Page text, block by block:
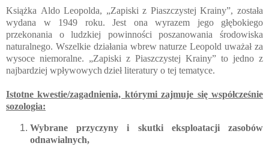
Książka Aldo Leopolda, „Zapiski z Piaszczystej Krainy”, została
wydana w 1949 roku. Jest ona wyrazem jego głębokiego
przekonania o ludzkiej powinności poszanowania środowiska
naturalnego. Wszelkie działania wbrew naturze Leopold uważał za
wysoce niemoralne. „Zapiski z Piaszczystej Krainy” to jedno z
najbardziej wpływowych dzieł literatury o tej tematyce.
Istotne kwestie/zagadnienia, którymi zajmuje się współcześnie
sozologia:
Wybrane przyczyny i skutki eksploatacji zasobów
odnawialnych,